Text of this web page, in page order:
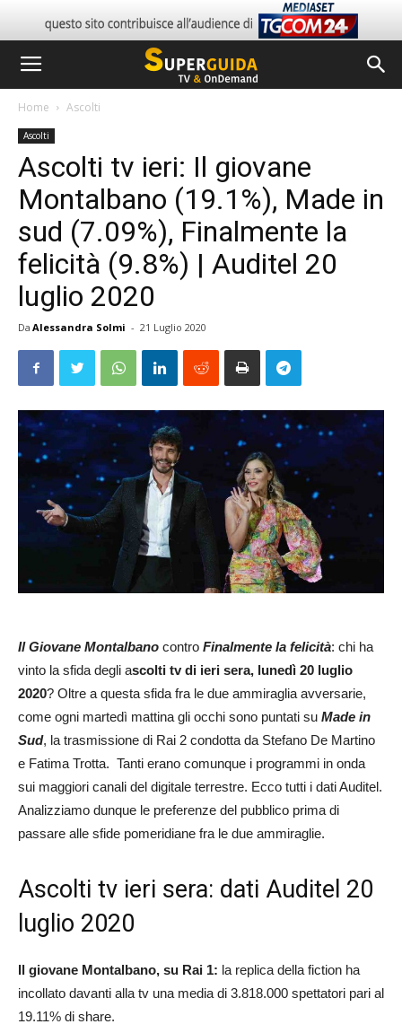
Home Ascolti
Ascolti
Ascolti tv ieri: Il giovane
Montalbano (19.1%), Made in
sud (7.09%), Finalmente la
felicità (9.8%) | Auditel 20
luglio 2020
Da Alessandra Solmi - 21 Luglio 2020
Il Giovane Montalbano contro Finalmente la felicità: chi ha
vinto la sfida degli ascolti tv di ieri sera, lunedì 20 luglio
2020? Oltre a questa sfida fra le due ammiraglia avversarie,
come ogni martedì mattina gli occhi sono puntati su Made in
Sud, la trasmissione di Rai 2 condotta da Stefano De Martino
e Fatima Trotta. Tanti erano comunque i programmi in onda
sui maggiori canali del digitale terrestre. Ecco tutti i dati Auditel.
Analizziamo dunque le preferenze del pubblico prima di
passare alle sfide pomeridiane fra le due ammiraglie.
Ascolti tv ieri sera: dati Auditel 20
luglio 2020
Il giovane Montalbano, su Rai 1: la replica della fiction ha
incollato davanti alla tv una media di 3.818.000 spettatori pari al
19.11% di share.